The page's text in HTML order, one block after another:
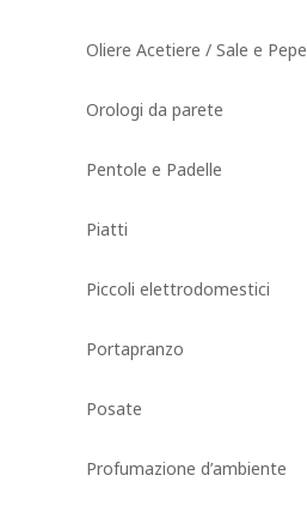
Oliere Acetiere / Sale e Pepe
Orologi da parete
Pentole e Padelle
Piatti
Piccoli elettrodomestici
Portapranzo
Posate
Profumazione d’ambiente